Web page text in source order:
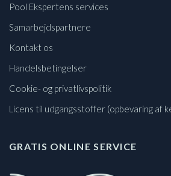
Pool Ekspertens services
Samarbejdspartnere
Kontakt os
Handelsbetingelser
Cookie- og privatlivspolitik
Licens til udgangsstoffer (opbevaring af
GRATIS ONLINE SERVICE